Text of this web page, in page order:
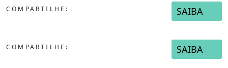
COMPARTILHE: SAIBA
COMPARTILHE: SAIBA